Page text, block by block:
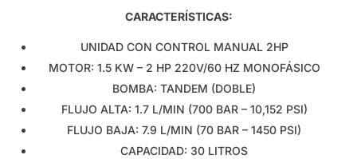
CARACTERÍSTICAS:
UNIDAD CON CONTROL MANUAL 2HP
MOTOR: 1.5 KW – 2 HP 220V/60 HZ MONOFÁSICO
BOMBA: TANDEM (DOBLE)
FLUJO ALTA: 1.7 L/MIN (700 BAR – 10,152 PSI)
FLUJO BAJA: 7.9 L/MIN (70 BAR – 1450 PSI)
CAPACIDAD: 30 LITROS